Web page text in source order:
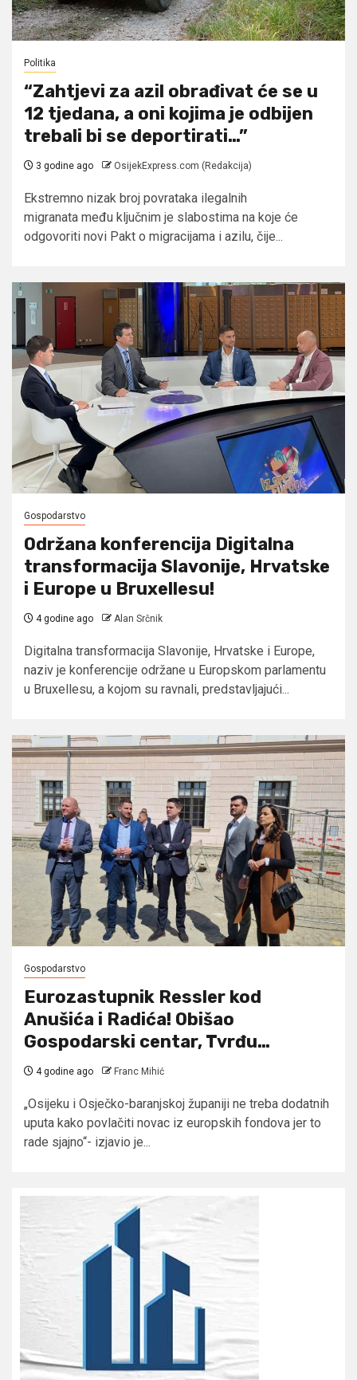
Politika
“Zahtjevi za azil obrađivat će se u
12 tjedana, a oni kojima je odbijen
trebali bi se deportirati…”
3 godine ago OsijekExpress.com (Redakcija)
Ekstremno nizak broj povrataka ilegalnih
migranata među ključnim je slabostima na koje će
odgovoriti novi Pakt o migracijama i azilu, čije...
Gospodarstvo
Održana konferencija Digitalna
transformacija Slavonije, Hrvatske
i Europe u Bruxellesu!
4 godine ago Alan Srčnik
Digitalna transformacija Slavonije, Hrvatske i Europe,
naziv je konferencije održane u Europskom parlamentu
u Bruxellesu, a kojom su ravnali, predstavljajući...
Gospodarstvo
Eurozastupnik Ressler kod
Anušića i Radića! Obišao
Gospodarski centar, Tvrđu…
4 godine ago Franc Mihić
„Osijeku i Osječko-baranjskoj županiji ne treba dodatnih
uputa kako povlačiti novac iz europskih fondova jer to
rade sjajno“- izjavio je...